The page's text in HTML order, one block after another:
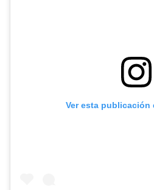
Ver esta publicación